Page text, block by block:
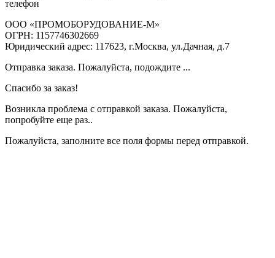
телефон
ООО «ПРОМОБОРУДОВАНИЕ-М»
ОГРН: 1157746302669
Юридический адрес: 117623, г.Москва, ул.Дачная, д.7
Отправка заказа. Пожалуйста, подождите ...
Спасибо за заказ!
Возникла проблема с отправкой заказа. Пожалуйста,
попробуйте еще раз..
Пожалуйста, заполните все поля формы перед отправкой.